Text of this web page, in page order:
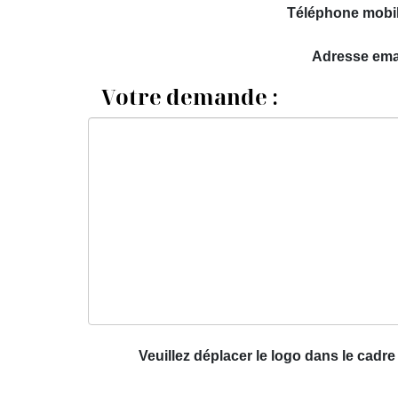
Téléphone
Adresse
Votre demande :
Veuillez déplacer le logo dans le